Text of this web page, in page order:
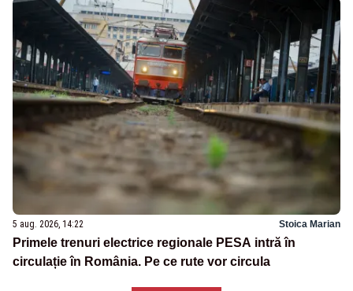
5 aug. 2026, 14:22 Stoica Marian
Primele trenuri electrice regionale PESA intră în
circulație în România. Pe ce rute vor circula